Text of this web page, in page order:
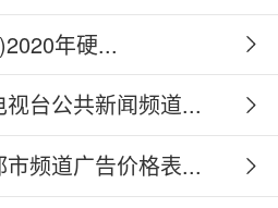
年硬...
台公共新闻频道...
频道广告价格表...